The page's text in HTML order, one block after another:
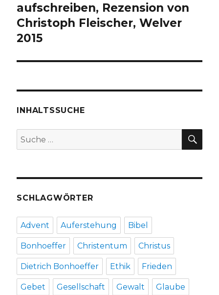
aufschreiben, Rezension von
Christoph Fleischer, Welver
2015
INHALTSSUCHE
Suche
nach:
SCHLAGWÖRTER
Advent Auferstehung Bibel
Bonhoeffer Christentum Christus
Dietrich Bonhoeffer Ethik Frieden
Gebet Gesellschaft Gewalt Glaube